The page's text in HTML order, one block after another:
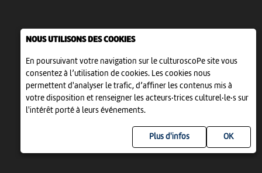
NOUS UTILISONS DES COOKIES
En poursuivant votre navigation sur le culturoscoPe site vous
consentez à l’utilisation de cookies. Les cookies nous
permettent d'analyser le trafic, d’affiner les contenus mis à
votre disposition et renseigner les acteurs·trices culturel·le·s sur
l'intérêt porté à leurs événements.
Plus d'infos